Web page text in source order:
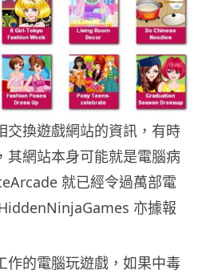
交換遊戲網站的資訊，有時
其網站本身可能就是電腦病
就已經令過萬部電
亦據報
作的電腦玩遊戲，如果中毒